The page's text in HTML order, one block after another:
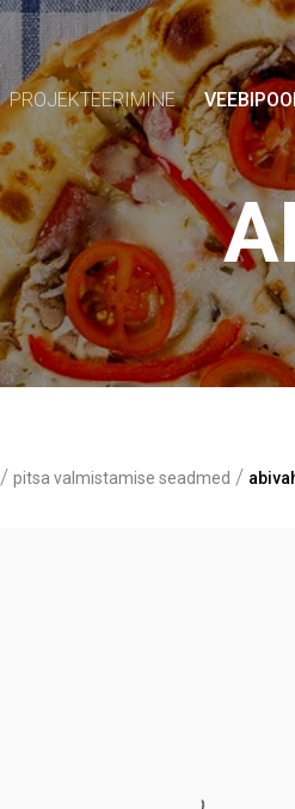
PROJEKTEERIMINE
/ pitsa valmistamise seadmed /